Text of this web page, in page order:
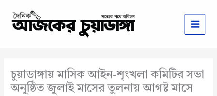
content
চুয়াডাঙ্গায় মাসিক আইন-শৃংখলা কমিটির সভা
অনুষ্ঠিত জুলাই মাসের তুলনায় আগষ্ট মাসে